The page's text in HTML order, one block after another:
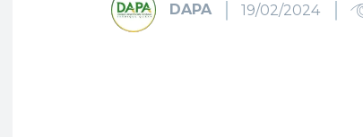
DAPA 19/02/2024